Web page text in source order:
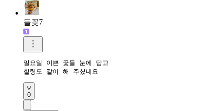
들꽃7
일요일 이쁜 꽃들 눈에 담고
힐링도 같이 해 주셨네요
0